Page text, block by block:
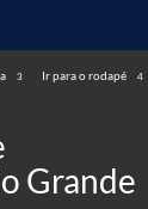
3 Ir para o rodapé 4
Grande